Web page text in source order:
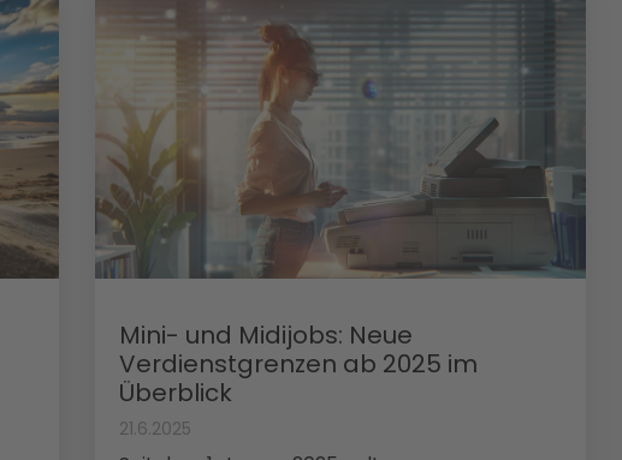
Mini- und Midijobs: Neue
Verdienstgrenzen ab 2025 im
Überblick
21.6.2025